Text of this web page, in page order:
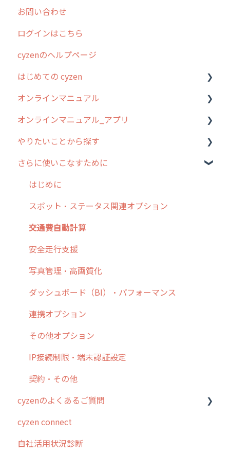
2025年のリリース情報
2024年のリリース情報
2023年のリリース情報
過去のリリース
2019年までのリリース情報
お客様の声を実現しました
お問い合わせ
ログインはこちら
cyzenのヘルプページ
はじめての cyzen
0. はじめてのcyzenの使い方
1. cyzenについて知ろう
2. 主要機能の概要
3. cyzenの位置情報取得について
4. cyzen利用前の準備：システム管理者編
5. 基本的な使い方：システム管理者編
6. 基本的な使い方：ユーザー編
7. 初心者向けよくある質問集
8. 用語集
9. もっと便利に利用するための設定
10.ユーザー向けおすすめの使い方
【業界業種別】cyzen設定方法
オンラインマニュアル
管理サイトの使い始め
ユーザー・グループ管理
行動管理
予定管理
スポット
ステータス・主観
報告書・行動種別
勤怠管理
活動通知
パフォーマンス
帳票出力
メッセージ・ファイル添付
商品
各種設定・その他
オンラインマニュアル_アプリ
アプリの使い始め
ホーム画面
スポット
報告閲覧
予定
日報
履歴
メンバー
メッセージ
パフォーマンス
外部リンク
お知らせ
設定
やりたいことから探す
行動管理
勤怠管理
予定管理
スポット
ステータス・主観
報告書・行動種別
ユーザー・グループ管理
メッセージ機能
活動通知
内線電話
商品
各種設定・ログイン
さらに使いこなすために
はじめに
スポット・ステータス関連オプション
交通費自動計算
安全走行支援
写真管理・高画質化
ダッシュボード（BI）・パフォーマンス
連携オプション
その他オプション
IP接続制限・端末認証設定
契約・その他
cyzenのよくあるご質問
ログインについて
グループ・ユーザーについて
cyzen connect
自社活用状況診断